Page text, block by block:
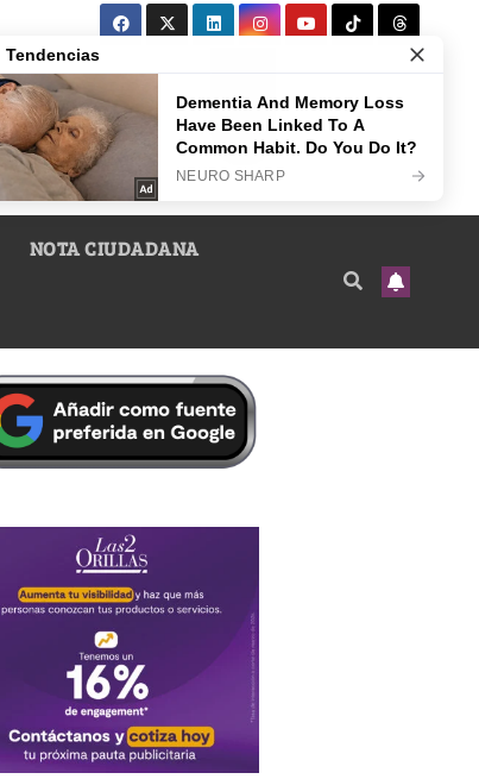
NOTA CIUDADANA